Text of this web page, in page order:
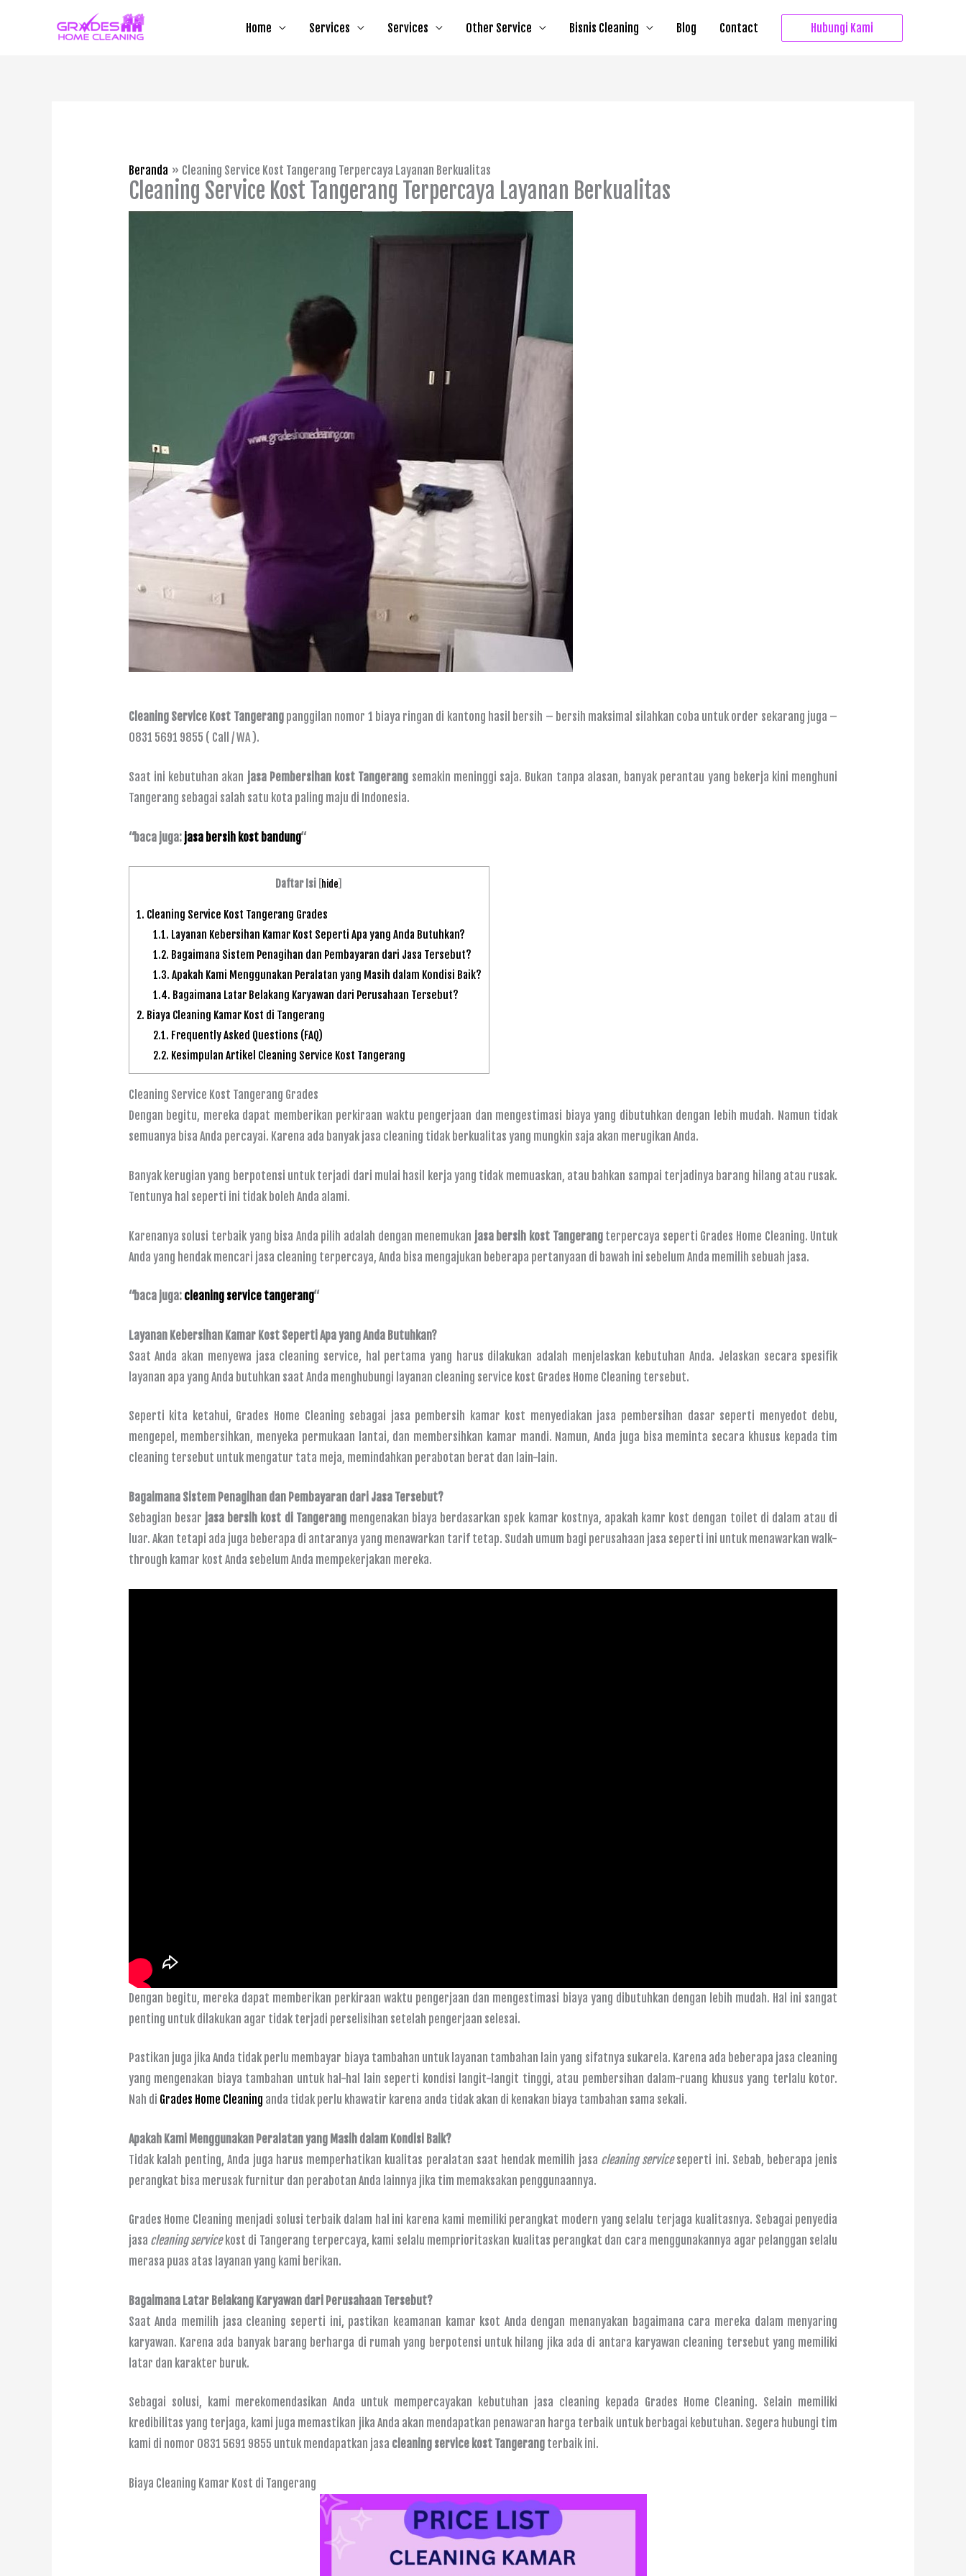
Home Services Services Other Service Bisnis Cleaning Blog Contact Hubungi Kami
Beranda Cleaning Service Kost Tangerang Terpercaya Layanan Berkualitas
Cleaning Service Kost Tangerang Terpercaya Layanan Berkualitas
Cleaning Service Kost Tangerangpanggilan nomor 1 biaya ringan di kantong hasil bersih – bersih maksimal silahkan coba untuk order sekarang juga –
0831 5691 9855 ( Call / WA ).
Saat ini kebutuhan akan jasa Pembersihan kost Tangerang semakin meninggi saja. Bukan tanpa alasan, banyak perantau yang bekerja kini menghuni
Tangerang sebagai salah satu kota paling maju di Indonesia.
“baca juga: jasa bersih kost bandung“
Daftar Isi [hide]
1. Cleaning Service Kost Tangerang Grades
1.1. Layanan Kebersihan Kamar Kost Seperti Apa yang Anda Butuhkan?
1.2. Bagaimana Sistem Penagihan dan Pembayaran dari Jasa Tersebut?
1.3. Apakah Kami Menggunakan Peralatan yang Masih dalam Kondisi Baik?
1.4. Bagaimana Latar Belakang Karyawan dari Perusahaan Tersebut?
2. Biaya Cleaning Kamar Kost di Tangerang
2.1. Frequently Asked Questions (FAQ)
2.2. Kesimpulan Artikel Cleaning Service Kost Tangerang
Cleaning Service Kost Tangerang Grades
Dengan begitu, mereka dapat memberikan perkiraan waktu pengerjaan dan mengestimasi biaya yang dibutuhkan dengan lebih mudah. Namun tidak
semuanya bisa Anda percayai. Karena ada banyak jasa cleaning tidak berkualitas yang mungkin saja akan merugikan Anda.
Banyak kerugian yang berpotensi untuk terjadi dari mulai hasil kerja yang tidak memuaskan, atau bahkan sampai terjadinya barang hilang atau rusak.
Tentunya hal seperti ini tidak boleh Anda alami.
Karenanya solusi terbaik yang bisa Anda pilih adalah dengan menemukan jasa bersih kost Tangerang terpercaya seperti Grades Home Cleaning. Untuk
Anda yang hendak mencari jasa cleaning terpercaya, Anda bisa mengajukan beberapa pertanyaan di bawah ini sebelum Anda memilih sebuah jasa.
“baca juga: cleaning service tangerang“
Layanan Kebersihan Kamar Kost Seperti Apa yang Anda Butuhkan?
Saat Anda akan menyewa jasa cleaning service, hal pertama yang harus dilakukan adalah menjelaskan kebutuhan Anda. Jelaskan secara spesifik
layanan apa yang Anda butuhkan saat Anda menghubungi layanan cleaning service kost Grades Home Cleaning tersebut.
Seperti kita ketahui, Grades Home Cleaning sebagai jasa pembersih kamar kost menyediakan jasa pembersihan dasar seperti menyedot debu,
mengepel, membersihkan, menyeka permukaan lantai, dan membersihkan kamar mandi. Namun, Anda juga bisa meminta secara khusus kepada tim
cleaning tersebut untuk mengatur tata meja, memindahkan perabotan berat dan lain-lain.
Bagaimana Sistem Penagihan dan Pembayaran dari Jasa Tersebut?
Sebagian besar jasa bersih kost di Tangerangmengenakan biaya berdasarkan spek kamar kostnya, apakah kamr kost dengan toilet di dalam atau di
luar. Akan tetapi ada juga beberapa di antaranya yang menawarkan tarif tetap. Sudah umum bagi perusahaan jasa seperti ini untuk menawarkan walk-
through kamar kost Anda sebelum Anda mempekerjakan mereka.
Dengan begitu, mereka dapat memberikan perkiraan waktu pengerjaan dan mengestimasi biaya yang dibutuhkan dengan lebih mudah. Hal ini sangat
penting untuk dilakukan agar tidak terjadi perselisihan setelah pengerjaan selesai.
Pastikan juga jika Anda tidak perlu membayar biaya tambahan untuk layanan tambahan lain yang sifatnya sukarela. Karena ada beberapa jasa cleaning
yang mengenakan biaya tambahan untuk hal-hal lain seperti kondisi langit-langit tinggi, atau pembersihan dalam-ruang khusus yang terlalu kotor.
Nah di Grades Home Cleaning anda tidak perlu khawatir karena anda tidak akan di kenakan biaya tambahan sama sekali.
Apakah Kami Menggunakan Peralatan yang Masih dalam Kondisi Baik?
Tidak kalah penting, Anda juga harus memperhatikan kualitas peralatan saat hendak memilih jasa cleaning serviceseperti ini. Sebab, beberapa jenis
perangkat bisa merusak furnitur dan perabotan Anda lainnya jika tim memaksakan penggunaannya.
Grades Home Cleaning menjadi solusi terbaik dalam hal ini karena kami memiliki perangkat modern yang selalu terjaga kualitasnya. Sebagai penyedia
jasa cleaning servicekost di Tangerang terpercaya, kami selalu memprioritaskan kualitas perangkat dan cara menggunakannya agar pelanggan selalu
merasa puas atas layanan yang kami berikan.
Bagaimana Latar Belakang Karyawan d ari Perusahaan Tersebut?
Saat Anda memilih jasa cleaning seperti ini, pastikan keamanan kamar ksot Anda dengan menanyakan bagaimana cara mereka dalam menyaring
karyawan. Karena ada banyak barang berharga di rumah yang berpotensi untuk hilang jika ada di antara karyawan cleaning tersebut yang memiliki
latar dan karakter buruk.
Sebagai solusi, kami merekomendasikan Anda untuk mempercayakan kebutuhan jasa cleaning kepada Grades Home Cleaning. Selain memiliki
kredibilitas yang terjaga, kami juga memastikan jika Anda akan mendapatkan penawaran harga terbaik untuk berbagai kebutuhan. Segera hubungi tim
kami di nomor 0831 5691 9855 untuk mendapatkan jasa cleaning service kost Tangerangterbaik ini.
Biaya Cleaning Kamar Kost di Tangerang